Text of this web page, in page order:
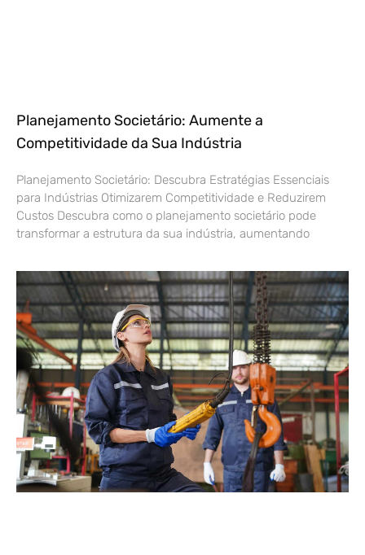
Planejamento Societário: Aumente a
Competitividade da Sua Indústria
Planejamento Societário: Descubra Estratégias Essenciais
para Indústrias Otimizarem Competitividade e Reduzirem
Custos Descubra como o planejamento societário pode
transformar a estrutura da sua indústria, aumentando